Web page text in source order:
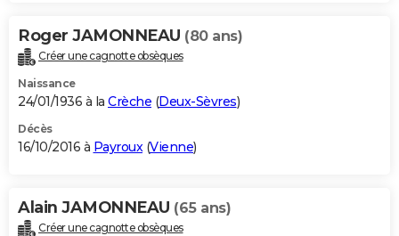
Roger JAMONNEAU (80 ans)
Créer une cagnotte obsèques
Naissance
24/01/1936 à la Crèche (Deux-Sèvres)
Décès
16/10/2016 à Payroux(Vienne)
Alain JAMONNEAU (65 ans)
Créer une cagnotte obsèques